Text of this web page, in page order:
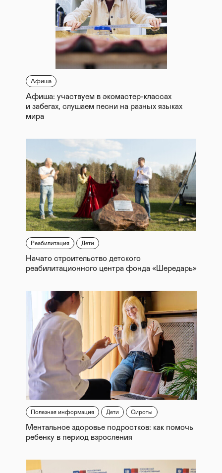
Афиша
Афиша: участвуем в экомастер-классах
и забегах, слушаем песни на разных языках
мира
Реабилитация Дети
Начато строительство детского
реабилитационного центра фонда «Шередарь»
Полезная информация Дети Сироты
Ментальное здоровье подростков: как помочь
ребенку в период взросления